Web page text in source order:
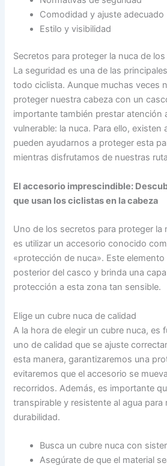
Comodidad y ajuste adecuado
Estilo y visibilidad
Secretos para proteger la nuca de
La seguridad es una de las
todo ciclista. Aunque muchas veces
proteger nuestra cabeza con un
importante también prestar atención
vulnerable: la nuca. Para ello,
pueden ayudarnos a proteger esta
mientras disfrutamos de nuestras
El accesorio imprescindible:
que usan los ciclistas en la cabeza
Uno de los secretos para proteger la
es utilizar un accesorio conocido
«protección de nuca». Este
posterior del casco y brinda una
protección a esta zona tan sensible.
Elige un cubre nuca de calidad
A la hora de elegir un cubre nuca, es
uno de calidad que se ajuste
esta manera, garantizaremos una
evitaremos que el accesorio se
recorridos. Además, es importante
transpirable y resistente al agua
durabilidad.
Busca un cubre nuca con
Asegúrate de que el material